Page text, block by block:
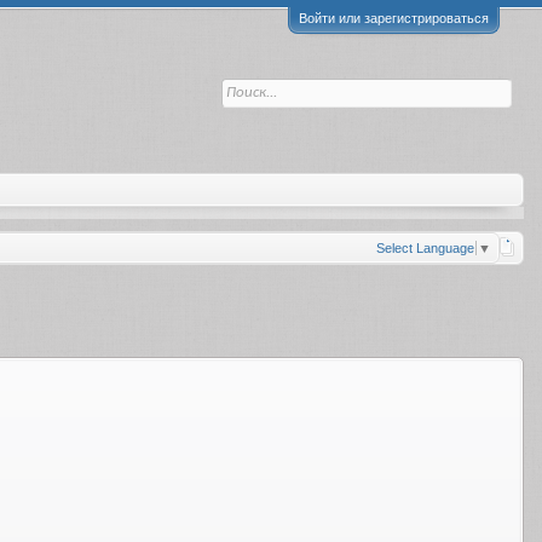
Войти или зарегистрироваться
Select Language ▼